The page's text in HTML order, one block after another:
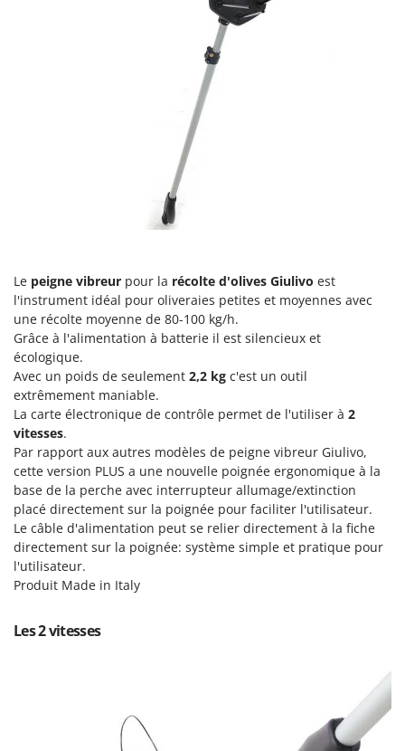
Gyrobroyeurs à lame pour tracteur
Haches - Cognées et Hachettes
Lave-vitres
Lieuses électriques pour vignes
M
Machines à pâtes
Machines pour la transformation des fruits
Machines sous vide
Motobineuses
Motoculteurs
Motofaucheuses
Motopompes pour irrigation
Moulins à céréales électriques
Eurosystems
F
FAC
Fama Industrie
Famag
Famur
FARMER
FBC
Ferrari Group
Ferroni
Ferrua
FIAC
Fimar
Le peigne vibreur pour la récolte d'olives Giulivo est
l'instrument idéal pour oliveraies petites et moyennes avec
une récolte moyenne de 80-100 kg/h.
Grâce à l'alimentation à batterie il est silencieux et
écologique.
Avec un poids de seulement 2,2 kg c'est un outil
extrêmement maniable.
La carte électronique de contrôle permet de l'utiliser à 2
vitesses.
Par rapport aux autres modèles de peigne vibreur Giulivo,
cette version PLUS a une nouvelle poignée ergonomique à la
base de la perche avec interrupteur allumage/extinction
placé directement sur la poignée pour faciliter l'utilisateur.
Le câble d'alimentation peut se relier directement à la fiche
directement sur la poignée: système simple et pratique pour
l'utilisateur.
Produit Made in Italy
Les 2 vitesses